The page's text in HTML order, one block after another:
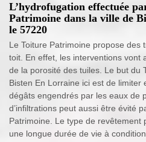
L’hydrofugation effectuée
Patrimoine dans la ville de
le 57220
Le Toiture Patrimoine propose des
toit. En effet, les interventions vont
de la porosité des tuiles. Le but du
Bisten En Lorraine ici est de limiter
dégâts engendrés par les eaux de
d’infiltrations peut aussi être évité
Patrimoine. Le type de revêtement
une longue durée de vie à